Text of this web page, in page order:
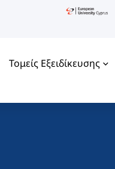
Τομείς Εξειδίκευσης